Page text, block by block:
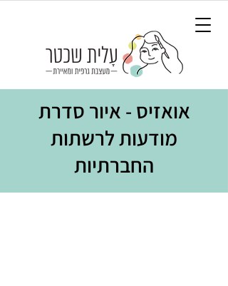
אואזיס - איור סדרת
מודעות לרשתות
החברתיות